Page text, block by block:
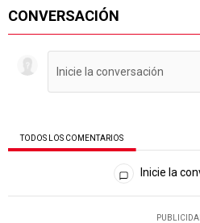
CONVERSACIÓN
TODOS LOS COMENTARIOS
Todos los comentarios
Inicie la